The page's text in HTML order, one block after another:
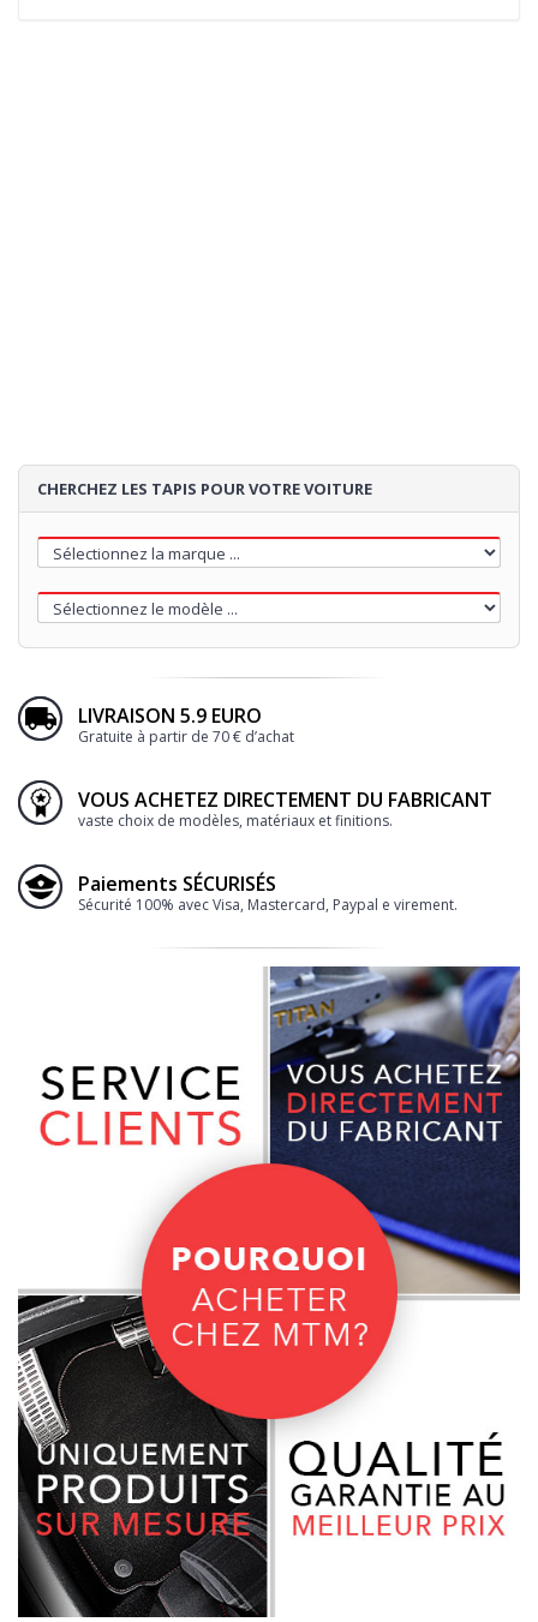
CHERCHEZ LES TAPIS POUR VOTRE VOITURE
LIVRAISON 5.9 EURO
Gratuite à partir de 70 € d’achat
VOUS ACHETEZ DIRECTEMENT DU FABRICANT
vaste choix de modèles, matériaux et finitions.
Paiements SÉCURISÉS
Sécurité 100% avec Visa, Mastercard, Paypal e virement.